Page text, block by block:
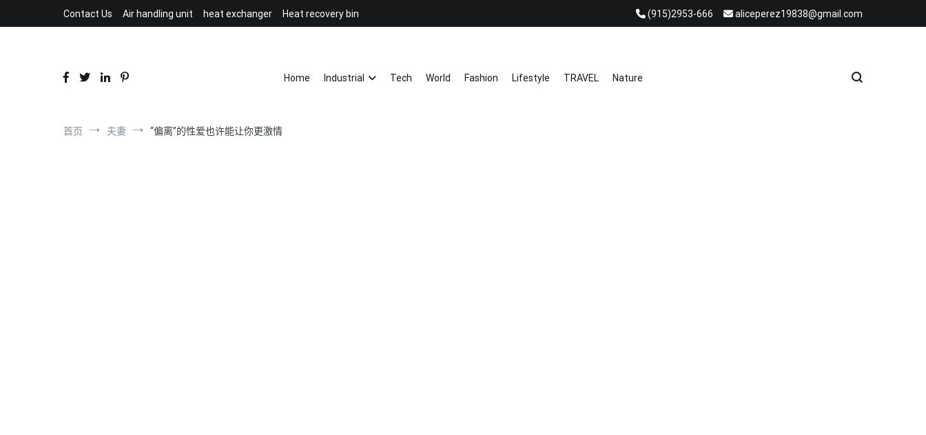
到
Contact Us Air handling unit heat exchanger Heat recovery bin (915)2953-666 aliceperez19838@gmail.com
Home
Industrial Tech World Fashion Lifestyle TRAVEL Nature
首页 夫妻 “偏离”的性爱也许能让你更激情